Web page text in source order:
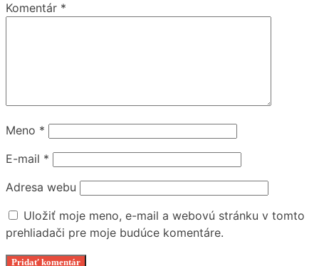
Komentár *
Meno *
E-mail *
Adresa webu
Uložiť moje meno, e-mail a webovú stránku v tomto
prehliadači pre moje budúce komentáre.